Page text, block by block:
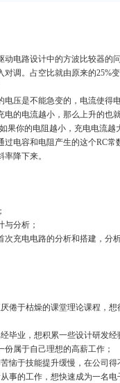
电路设计中的方波比较器的
对调。占空比就由原来的25%
电压是不能急变的，电流使得
电的电流越小，那么上升的也
果你的电阻越小，充电电流越
过电容和电阻产生的这个RC常
降下来。
与分析；
次充电电路的分析和搭建，分
倦于枯燥的课堂理论课程，
毕业，想积累一些设计研发
份属于自己理想的高薪工作；
恼于技能提升缓慢，在公司得
事的工作，想快速成为一名